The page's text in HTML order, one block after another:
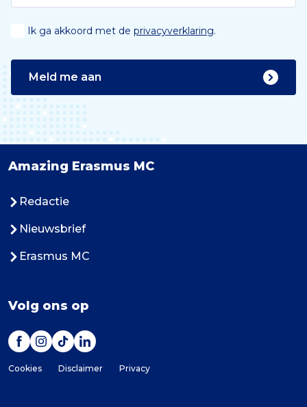
Ik ga akkoord met de privacyverklaring.
Meld me aan
Amazing Erasmus MC
Redactie
Nieuwsbrief
Erasmus MC
Volg ons op
Cookies Disclaimer Privacy